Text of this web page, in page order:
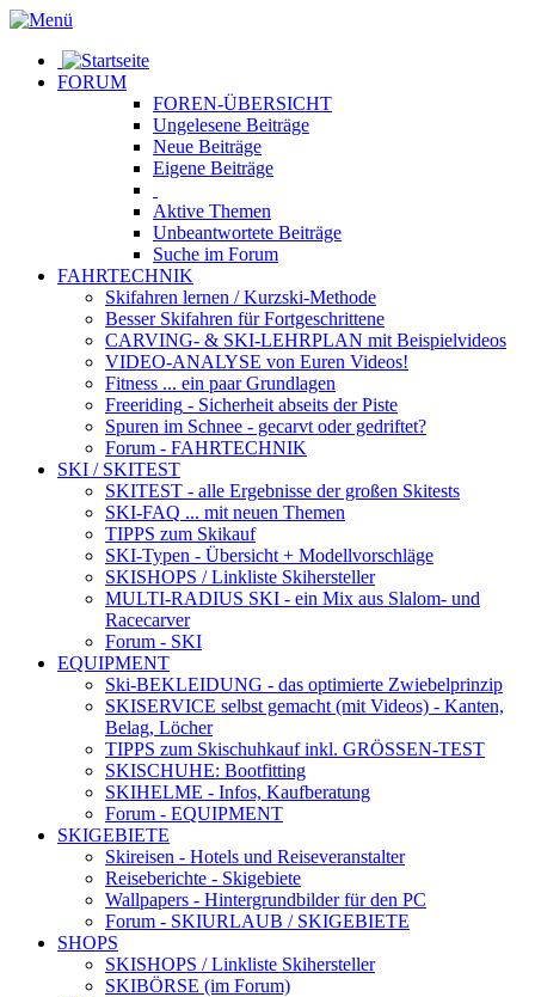
FORUM
FOREN-ÜBERSICHT
Ungelesene Beiträge
Neue Beiträge
Eigene Beiträge
Aktive Themen
Unbeantwortete Beiträge
Suche im Forum
FAHRTECHNIK
Skifahren lernen / Kurzski-Methode
Besser Skifahren für Fortgeschrittene
CARVING- & SKI-LEHRPLAN mit Beispielvideos
VIDEO-ANALYSE von Euren Videos!
Fitness ... ein paar Grundlagen
Freeriding - Sicherheit abseits der Piste
Spuren im Schnee - gecarvt oder gedriftet?
Forum - FAHRTECHNIK
SKI / SKITEST
SKITEST - alle Ergebnisse der großen Skitests
SKI-FAQ ... mit neuen Themen
TIPPS zum Skikauf
SKI-Typen - Übersicht + Modellvorschläge
SKISHOPS / Linkliste Skihersteller
MULTI-RADIUS SKI - ein Mix aus Slalom- und
Racecarver
Forum - SKI
EQUIPMENT
Ski-BEKLEIDUNG - das optimierte Zwiebelprinzip
SKISERVICE selbst gemacht (mit Videos) - Kanten,
Belag, Löcher
TIPPS zum Skischuhkaufinkl. GRÖSSEN-TEST
SKISCHUHE: Bootfitting
SKIHELME - Infos, Kaufberatung
Forum - EQUIPMENT
SKIGEBIETE
Skireisen - Hotels und Reiseveranstalter
Reiseberichte - Skigebiete
Wallpapers - Hintergrundbilder für den PC
Forum - SKIURLAUB / SKIGEBIETE
SHOPS
SKISHOPS / Linkliste Skihersteller
SKIBÖRSE (im Forum)